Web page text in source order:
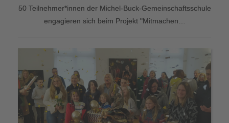
50 Teilnehmer*innen der Michel-Buck-Gemeinschaftsschule
engagieren sich beim Projekt "Mitmachen…